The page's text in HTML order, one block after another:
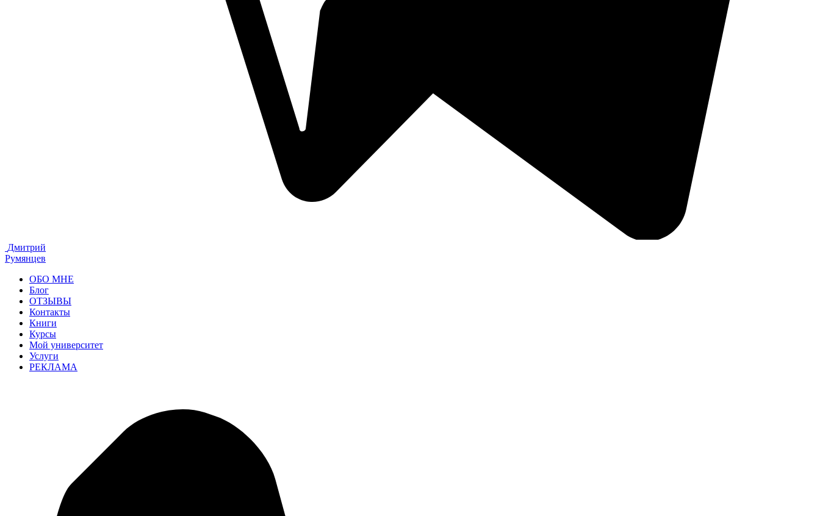
Дмитрий
Румянцев
ОБО МНЕ
Блог
ОТЗЫВЫ
Контакты
Книги
Курсы
Мой университет
Услуги
РЕКЛАМА